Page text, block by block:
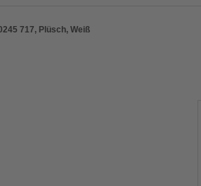
717, Plüsch, Weiß